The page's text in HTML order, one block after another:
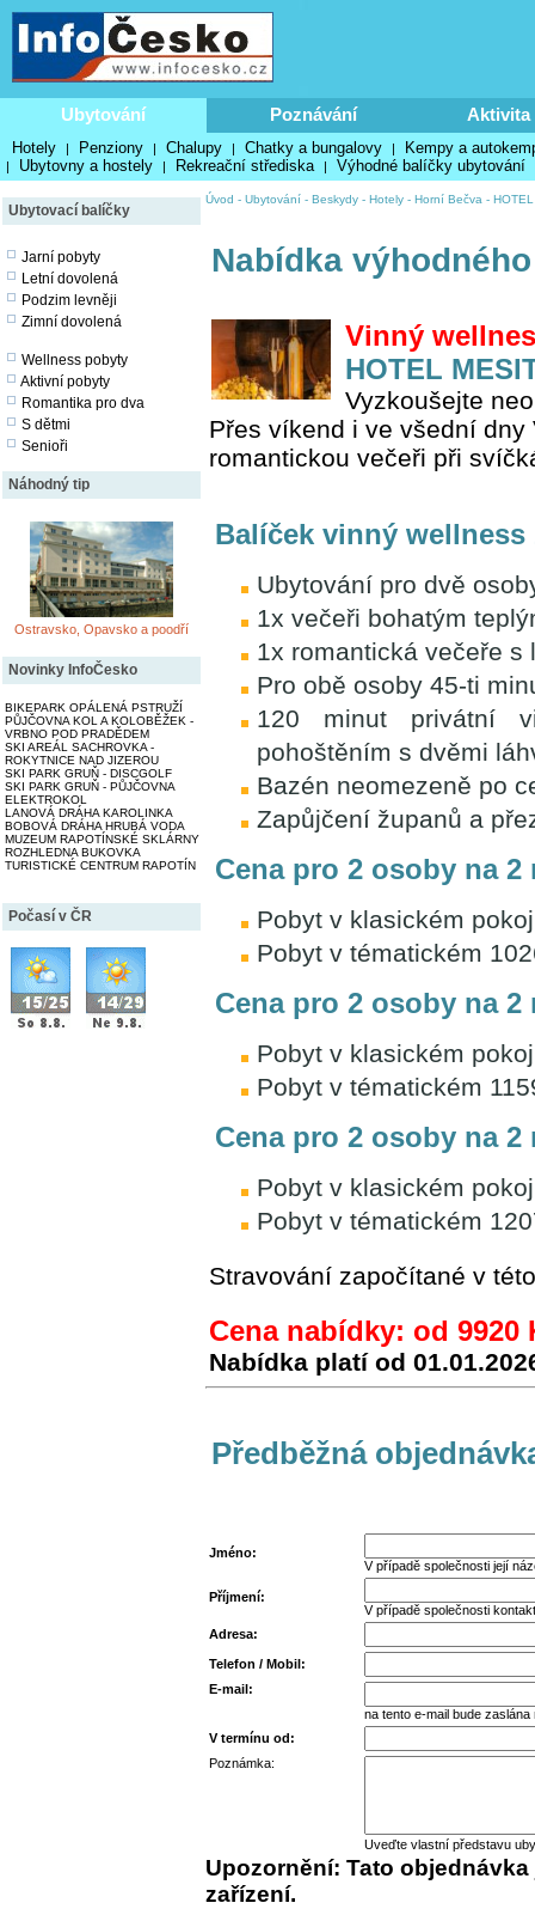
Ubytování Poznávání Aktivita
Hotely | Penziony | Chalupy | Chatky a bungalovy | Kempy a
| Ubytovny a hostely | Rekreační střediska | Výhodné balíčky ubytování
Ubytovací balíčky
Jarní pobyty
Letní dovolená
Podzim levněji
Zimní dovolená
Wellness pobyty
Aktivní pobyty
Romantika pro dva
S dětmi
Senioři
Náhodný tip
Ostravsko, Opavsko a poodří
Novinky InfoČesko
BIKEPARK OPÁLENÁ PSTRUŽÍ
PŮJČOVNA KOL A KOLOBĚŽEK -
VRBNO POD PRADĚDEM
SKI AREÁL SACHROVKA -
ROKYTNICE NAD JIZEROU
SKI PARK GRUŇ - DISCGOLF
SKI PARK GRUŇ - PŮJČOVNA
ELEKTROKOL
LANOVÁ DRÁHA KAROLINKA
BOBOVÁ DRÁHA HRUBÁ VODA
MUZEUM RAPOTÍNSKÉ SKLÁRNY
ROZHLEDNA BUKOVKA
TURISTICKÉ CENTRUM RAPOTÍN
Počasí v ČR
Úvod - Ubytování - Beskydy - Hotely - Horní Bečva -
Nabídka
Vinný
HOTEL
Vyzkoušejte
Přes víkend i ve všední
romantickou večeři při
Balíček vinný wellness
Ubytování pro dvě
1x večeři bohatým
1x romantická večeře
Pro obě osoby 45-ti
120 minut privátní
pohoštěním s dvěmi
Bazén neomezeně po
Zapůjčení županů a
Cena pro 2 osoby na
Pobyt v klasickém
Pobyt v tématickém
Cena pro 2 osoby na
Pobyt v klasickém
Pobyt v tématickém
Cena pro 2 osoby na
Pobyt v klasickém
Pobyt v tématickém
Stravování započítané v
Cena nabídky: od
Nabídka platí od
Předběžná
Jméno:
V případě společnosti její
Příjmení:
V případě společnosti
Adresa:
Telefon / Mobil:
E-mail:
na tento e-mail bude
V termínu od:
Poznámka:
Uveďte vlastní představu
Upozornění: Tato
zařízení.